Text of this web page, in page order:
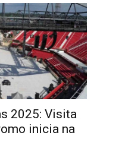
2025: Visita
inicia na